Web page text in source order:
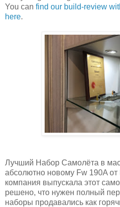
You can find our build-review
here.
Лучший Набор Самолёта в
абсолютно новому Fw 190A
компания выпускала этот
решено, что нужен полный
наборы продавались как